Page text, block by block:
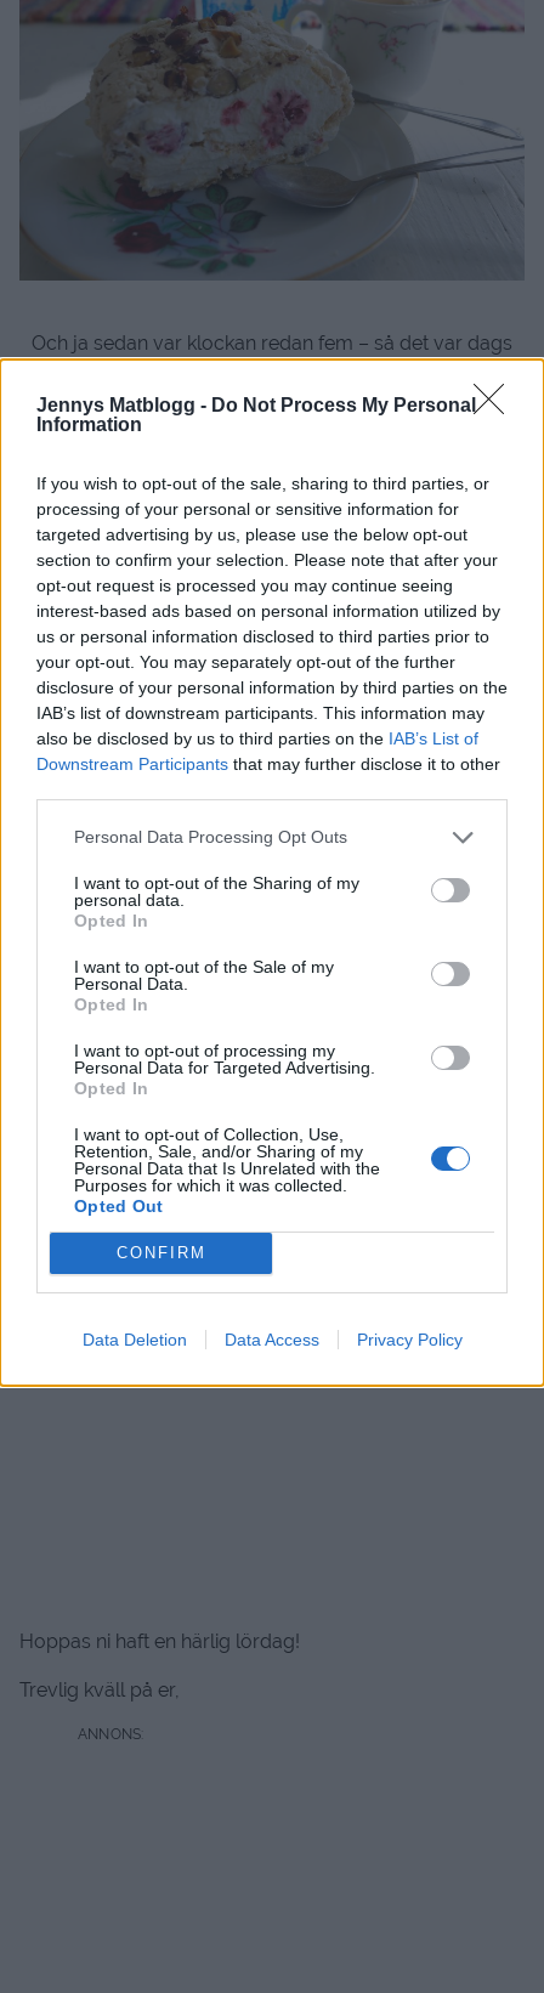
Jennys Matblogg - Do Not Process My Personal
Information
If you wish to opt-out of the sale, sharing to third parties, or
processing of your personal or sensitive information for
targeted advertising by us, please use the below opt-out
section to confirm your selection. Please note that after your
opt-out request is processed you may continue seeing
interest-based ads based on personal information utilized by
us or personal information disclosed to third parties prior to
your opt-out. You may separately opt-out of the further
disclosure of your personal information by third parties on the
IAB’s list of downstream participants. This information may
also be disclosed by us to third parties on the IAB’s List of
Downstream Participants that may further disclose it to other
Personal Data Processing Opt Outs
I want to opt-out of the Sharing of my
personal data.
Opted In
I want to opt-out of the Sale of my
Personal Data.
Opted In
I want to opt-out of processing my
Personal Data for Targeted Advertising.
Opted In
I want to opt-out of Collection, Use,
Retention, Sale, and/or Sharing of my
Personal Data that Is Unrelated with the
Purposes for which it was collected.
Opted Out
CONFIRM
Data Deletion Data Access Privacy Policy
Och ja sedan var klockan redan fem – så det var dags
Väl hemma blev det ännu ett dopp i havet. Tror detta
kan vara en av de somrar som jag badat mest någonsin
Och jag gillar det.
Hoppas ni haft en härlig lördag!
Trevlig kväll på er,